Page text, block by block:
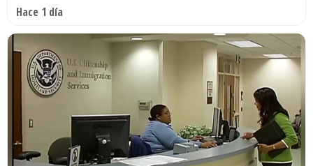
Hace 1 día